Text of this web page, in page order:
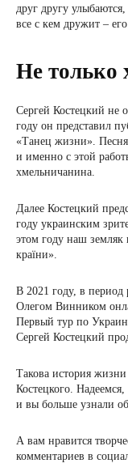
друг другу
все с кем дружит – его
Не только
Сергей Костецкий не
году он представил
«Танец жизни». Песня
и именно с этой
хмельничанина.
Далее Костецкий
году украинским
этом году наш земляк
країни».
В 2021 году, в период
Олегом Винником
Первый тур по
Сергей Костецкий
Такова история жизни
Костецкого.
и вы больше узнали
А вам нравится
комментариев в